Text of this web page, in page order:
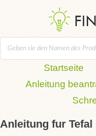
Startseite
Anleitung
Anleitung fur Tefal